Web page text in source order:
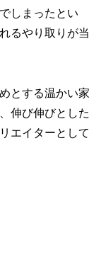
しまったとい
るやり取りが当
とする温かい家
伸び伸びとした
エイターとして